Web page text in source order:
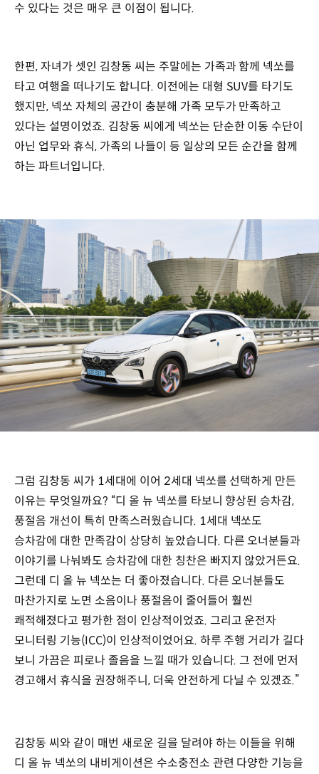
수 있다는 것은 매우 큰 이점이 됩니다.
한편, 자녀가 셋인 김창동 씨는 주말에는 가족과 함께 넥쏘를
타고 여행을 떠나기도 합니다. 이전에는 대형 SUV를 타기도
했지만, 넥쏘 자체의 공간이 충분해 가족 모두가 만족하고
있다는 설명이었죠. 김창동 씨에게 넥쏘는 단순한 이동 수단이
아닌 업무와 휴식, 가족의 나들이 등 일상의 모든 순간을 함께
하는 파트너입니다.
그럼 김창동 씨가 1세대에 이어 2세대 넥쏘를 선택하게 만든
이유는 무엇일까요? “디 올 뉴 넥쏘를 타보니 향상된 승차감,
풍절음 개선이 특히 만족스러웠습니다. 1세대 넥쏘도
승차감에 대한 만족감이 상당히 높았습니다. 다른 오너분들과
이야기를 나눠봐도 승차감에 대한 칭찬은 빠지지 않았거든요.
그런데 디 올 뉴 넥쏘는 더 좋아졌습니다. 다른 오너분들도
마찬가지로 노면 소음이나 풍절음이 줄어들어 훨씬
쾌적해졌다고 평가한 점이 인상적이었죠. 그리고 운전자
모니터링 기능(ICC)이 인상적이었어요. 하루 주행 거리가 길다
보니 가끔은 피로나 졸음을 느낄 때가 있습니다. 그 전에 먼저
경고해서 휴식을 권장해주니, 더욱 안전하게 다닐 수 있겠죠.”
김창동 씨와 같이 매번 새로운 길을 달려야 하는 이들을 위해
디 올 뉴 넥쏘의 내비게이션은 수소충전소 관련 다양한 기능을